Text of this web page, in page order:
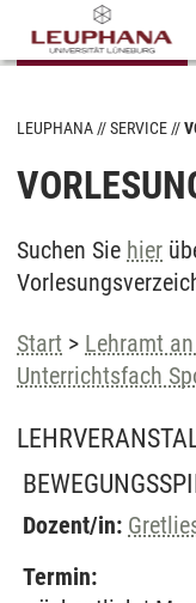
LEUPHANA SERVICE
Suchen Sie hier
Start > Lehramt
Unterrichtsfach
Dozent/in:
Termin: